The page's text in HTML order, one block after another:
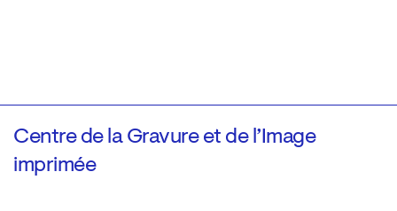
Centre de la Gravure et de l’Image
imprimée